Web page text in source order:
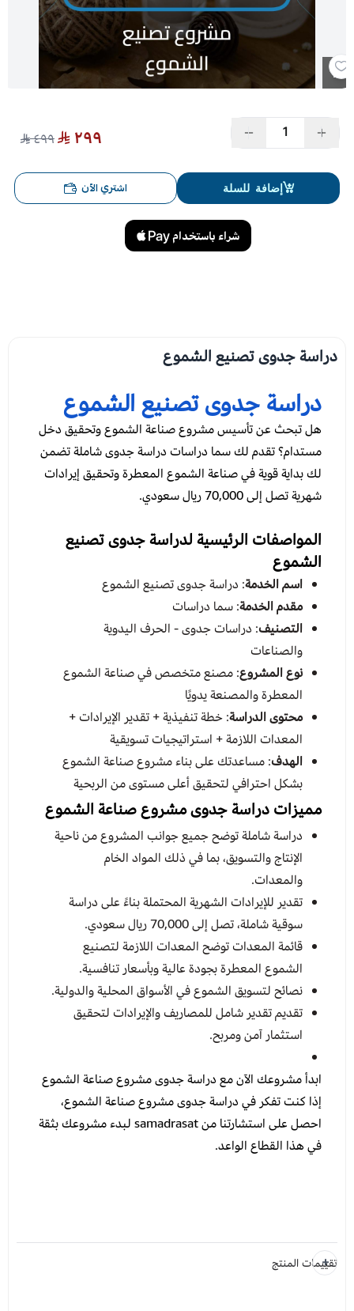
المشاريع التجارية
المشاريع الإبداعية
دراسة جدوى تصنيع الشموع
دراسة جدوى تصنيع الشموع
هل تبحث عن تأسيس مشروع صناعة الشموع وتحقيق دخل
مستدام؟ تقدم لك سما دراسات دراسة جدوى شاملة تضمن
لك بداية قوية في صناعة الشموع المعطرة وتحقيق إيرادات
شهرية تصل إلى 70,000 ريال سعودي.
المواصفات الرئيسية لدراسة جدوى تصنيع
الشموع
اسم الخدمة: دراسة جدوى تصنيع الشموع
مقدم الخدمة: سما دراسات
التصنيف: دراسات جدوى - الحرف اليدوية
والصناعات
نوع المشروع: مصنع متخصص في صناعة الشموع
المعطرة والمصنعة يدويًا
محتوى الدراسة: خطة تنفيذية + تقدير الإيرادات +
المعدات اللازمة + استراتيجيات تسويقية
الهدف: مساعدتك على بناء مشروع صناعة الشموع
بشكل احترافي لتحقيق أعلى مستوى من الربحية
مميزات دراسة جدوى مشروع صناعة الشموع
دراسة شاملة توضح جميع جوانب المشروع من ناحية
الإنتاج والتسويق، بما في ذلك المواد الخام
والمعدات.
تقدير للإيرادات الشهرية المحتملة بناءً على دراسة
سوقية شاملة، تصل إلى 70,000 ريال سعودي.
قائمة المعدات توضح المعدات اللازمة لتصنيع
الشموع المعطرة بجودة عالية وبأسعار تنافسية.
نصائح لتسويق الشموع في الأسواق المحلية والدولية.
تقديم تقدير شامل للمصاريف والإيرادات لتحقيق
استثمار آمن ومربح.
ابدأ مشروعك الآن مع دراسة جدوى مشروع صناعة الشموع
إذا كنت تفكر في دراسة جدوى مشروع صناعة الشموع،
احصل على استشارتنا من samadrasat لبدء مشروعك بثقة
في هذا القطاع الواعد.
تقييمات المنتج
٢٩٩ ٤٩٩
إضافة للسلة اشتري الآن